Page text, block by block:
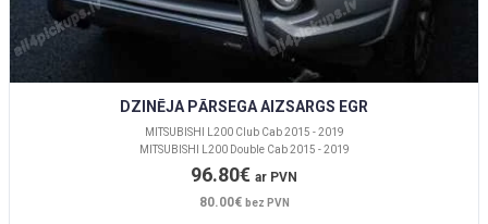
DZINĒJA PĀRSEGA AIZSARGS EGR
MITSUBISHI L200 Club Cab 2015 - 2019
MITSUBISHI L200 Double Cab 2015 - 2019
96.80€ ar PVN
80.00€ bez PVN